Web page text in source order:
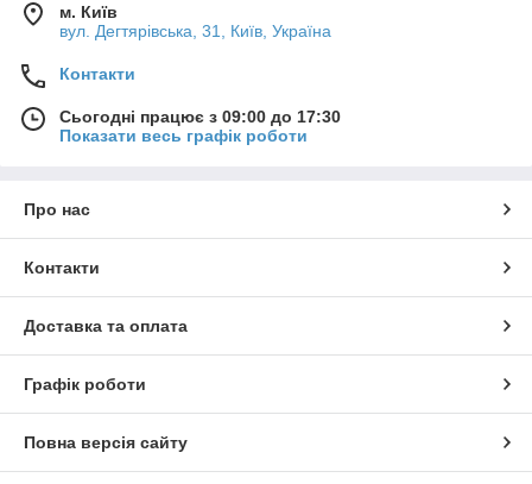
м. Київ
вул. Дегтярівська, 31, Київ, Україна
Контакти
Сьогодні працює з 09:00 до 17:30
Показати весь графік роботи
Про нас
Контакти
Доставка та оплата
Графік роботи
Повна версія сайту